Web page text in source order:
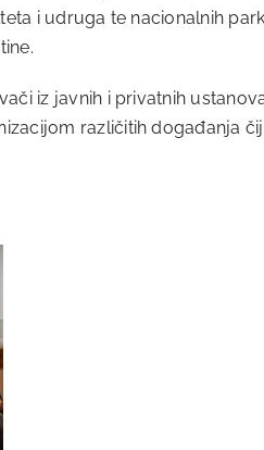
i udruga te nacionalnih
iz javnih i privatnih
različitih događanja